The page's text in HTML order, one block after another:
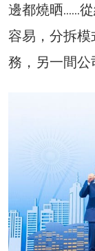
邊都燒晒……
容易，分拆
務，另一間公